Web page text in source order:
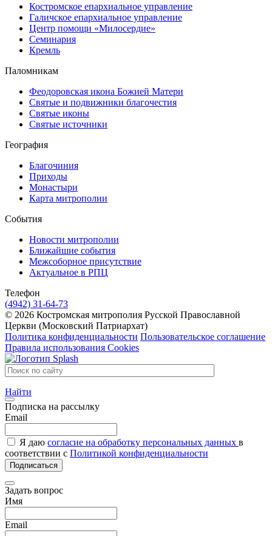
Костромское епархиальное управление
Галичское епархиальное управление
Центр помощи «Милосердие»
Семинария
Кремль
Паломникам
Феодоровская икона Божией Матери
Святые и подвижники благочестия
Святые иконы
Святые источники
География
Благочиния
Приходы
Монастыри
Карта митрополии
События
Новости митрополии
Ближайшие события
Межсоборное присутствие
Актуальное в РПЦ
Телефон
(4942) 31-64-73
© 2026 Костромская митрополия Русской Православной
Церкви (Московский Патриархат)
Политика конфиденциальности Пользовательское соглашение
Правила использования Cookies
Найти
Подписка на рассылку
Email
Я даю согласие на обработку персональных данных в
соответствии с Политикой конфиденциальности
Подписаться
Задать вопрос
Имя
Email